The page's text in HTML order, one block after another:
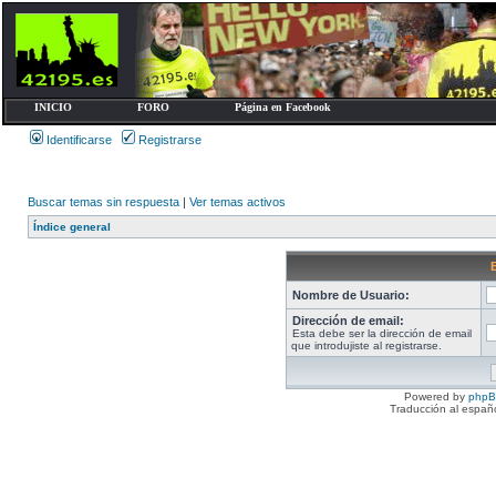
INICIO FORO Página en Facebook
Identificarse Registrarse
Buscar temas sin respuesta | Ver temas activos
Índice general
Nombre de Usuario:
Dirección de email:
Esta debe ser la dirección de email
que introdujiste al registrarse.
Powered by
Traducción al